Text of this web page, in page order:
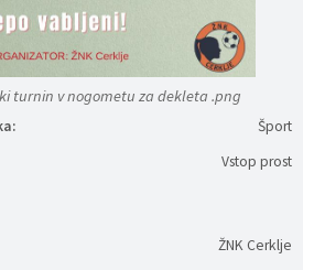
turnin v nogometu za dekleta .png
Šport
Vstop prost
ŽNK Cerklje
premoženjem